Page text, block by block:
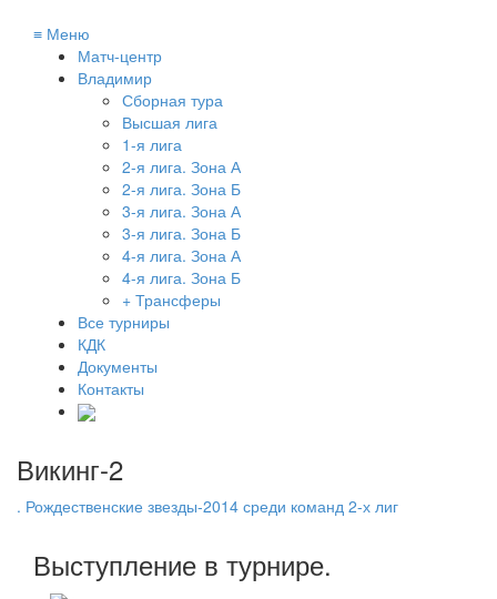
≡ Меню
Матч-центр
Владимир
Сборная тура
Высшая лига
1-я лига
2-я лига. Зона А
2-я лига. Зона Б
3-я лига. Зона А
3-я лига. Зона Б
4-я лига. Зона А
4-я лига. Зона Б
+ Трансферы
Все турниры
КДК
Документы
Контакты
Викинг-2
. Рождественские звезды-2014 среди команд 2-х лиг
Выступление в турнире.